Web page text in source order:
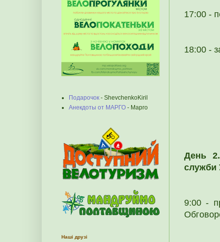
17:00 -
18:00 -
День 2.
служби
9:00 -
Подарочок - ShevchenkoKiril
Анекдоты от МАРГО - Марго
Наші друзі